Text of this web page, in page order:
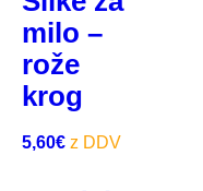
milo –
rože
krog
5,60€